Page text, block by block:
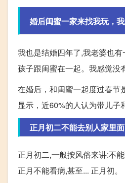
婚后闺蜜一家来找我玩，
我也是结婚四年了,我老婆也
孩子跟闺蜜在一起。我感觉没
在婚后，和闺蜜一起度过春节
显示，近60%的人认为带儿子
正月初二不能去别人家里
正月初二,一般按风俗来讲:不
正月不能看病,甚至... 正月初。